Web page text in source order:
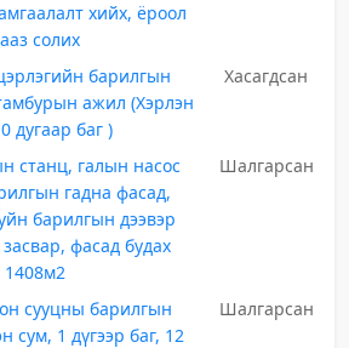
хийх, ёроол
солих
барилгын
ажил (Хэрлэн
дугаар баг )
Хасагдсан
станц, галын насос
гадна фасад,
барилгын дээвэр
фасад будах
1408м2
Шалгарсан
сууцны барилгын
сум, 1 дүгээр баг, 12
Шалгарсан